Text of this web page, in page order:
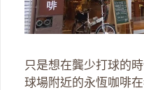
只是想在龔少打球的
球場附近的永恆咖啡